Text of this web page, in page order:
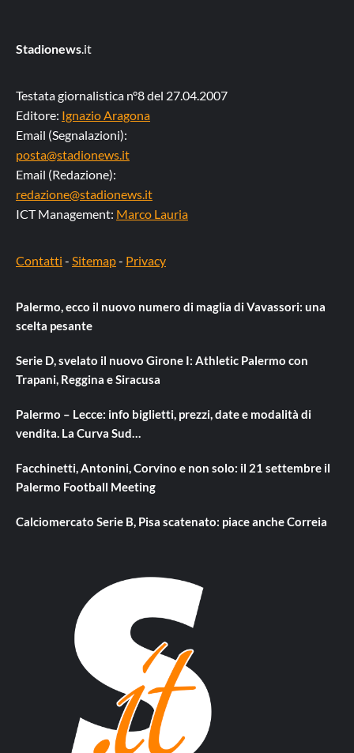
Stadionews.it
Testata giornalistica n°8 del 27.04.2007
Editore: Ignazio Aragona
Email (Segnalazioni):
posta@stadionews.it
Email (Redazione):
redazione@stadionews.it
ICT Management: Marco Lauria
Contatti - Sitemap- Privacy
Palermo, ecco il nuovo numero di maglia di Vavassori: una
scelta pesante
Serie D, svelato il nuovo Girone I: Athletic Palermo con
Trapani, Reggina e Siracusa
Palermo – Lecce: info biglietti, prezzi, date e modalità di
vendita. La Curva Sud…
Facchinetti, Antonini, Corvino e non solo: il 21 settembre il
Palermo Football Meeting
Calciomercato Serie B, Pisa scatenato: piace anche Correia